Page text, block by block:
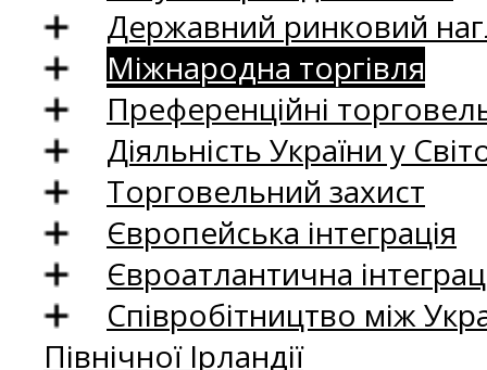
Державний ринковий
Міжнародна торгівля
Преференційні
Діяльність України у
Торговельний захист
Європейська інтеграція
Євроатлантична
Співробітництво між
Північної Ірландії